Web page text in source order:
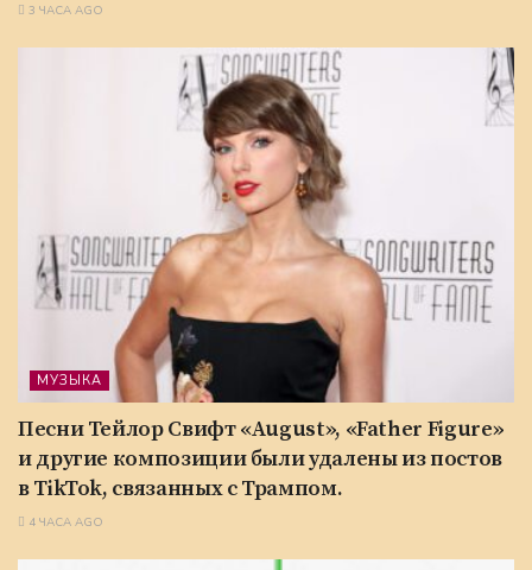
3 ЧАСА AGO
МУЗЫКА
Песни Тейлор Свифт «August», «Father Figure»
и другие композиции были удалены из постов
в TikTok, связанных с Трампом.
4 ЧАСА AGO